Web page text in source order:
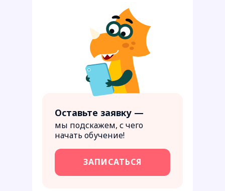
мы подскажем, с чего
начать обучение!
Оставьте заявку —
ЗАПИСАТЬСЯ